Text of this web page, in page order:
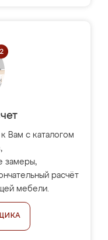
Вам с каталогом
замеры,
расчёт
мебели.